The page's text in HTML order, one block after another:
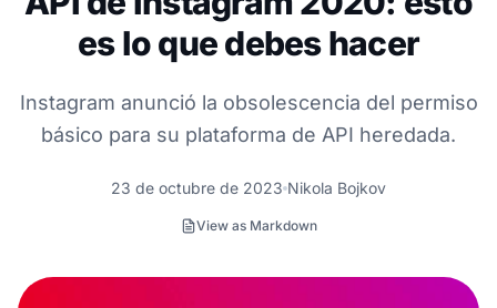
es lo que debes hacer
Instagram anunció la obsolescencia del permiso
básico para su plataforma de API heredada.
23 de octubre de 2023 Nikola Bojkov
View as Markdown